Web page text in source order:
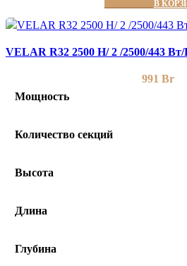
В
VELAR R32 2500 H/ 2 /2500/443
991 Br
Мощность
Количество секций
Высота
Длина
Глубина